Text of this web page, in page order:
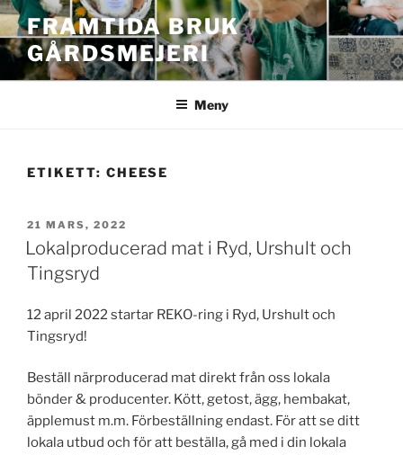
Hoppa
till
innehåll
FRAMTIDA BRUK
GÅRDSMEJERI
Meny
ETIKETT: CHEESE
PUBLICERAT
21 MARS, 2022
Lokalproducerad mat i Ryd, Urshult och
Tingsryd
12 april 2022 startar REKO-ring i Ryd, Urshult och
Tingsryd!
Beställ närproducerad mat direkt från oss lokala
bönder & producenter. Kött, getost, ägg, hembakat,
äpplemust m.m. Förbeställning endast. För att se ditt
lokala utbud och för att beställa, gå med i din lokala